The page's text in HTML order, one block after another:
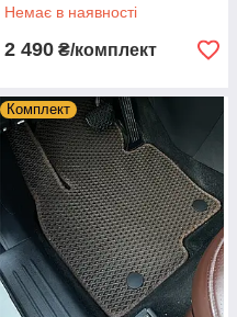
Немає в наявності
2 490 ₴/комплект
Комплект